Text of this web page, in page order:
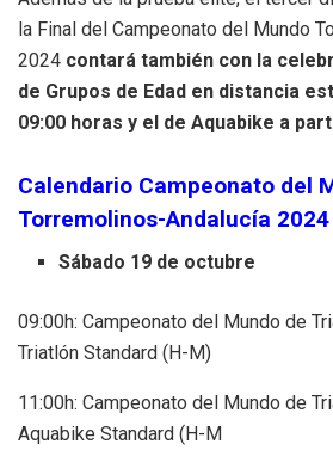
la Final del Campeonato del Mundo
2024 contará también con la
de Grupos de Edad en distancia
09:00 horas y el de Aquabike a
Calendario Campeonato del
Torremolinos-Andalucía 2024
Sábado 19 de octubre
09:00h: Campeonato del Mundo de
Triatlón Standard (H-M)
11:00h: Campeonato del Mundo de
Aquabike Standard (H-M